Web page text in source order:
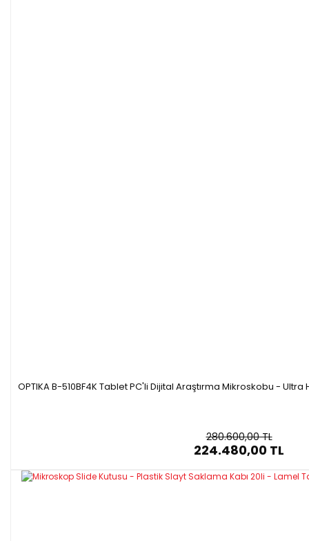
OPTIKA B-510BF4K Tablet PC'li Dijital Araştırma Mikroskobu - Ultra
280.600,00 TL
224.480,00 TL